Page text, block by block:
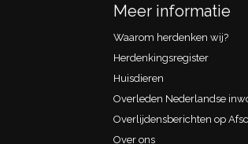
Meer informatie
Waarom herdenken wij?
Herdenkingsregister
Huisdieren
Overleden Nederlandse
Overlijdensberichten op
Over ons